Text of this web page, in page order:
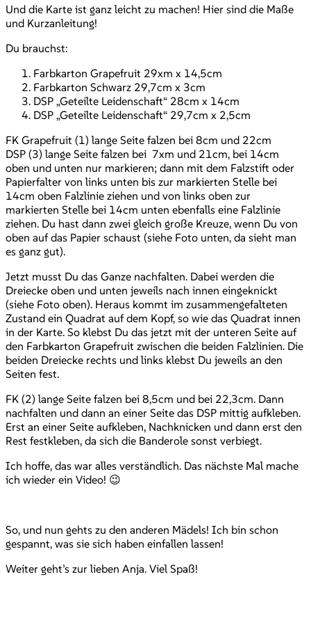
Und die Karte ist ganz leicht zu machen! Hier sind die Maße
und Kurzanleitung!
Du brauchst:
Farbkarton Grapefruit 29xm x 14,5cm
Farbkarton Schwarz 29,7cm x 3cm
DSP „Geteilte Leidenschaft“ 28cm x 14cm
DSP „Geteilte Leidenschaft“ 29,7cm x 2,5cm
FK Grapefruit (1) lange Seite falzen bei 8cm und 22cm
DSP (3) lange Seite falzen bei 7xm und 21cm, bei 14cm
oben und unten nur markieren; dann mit dem Falzstift oder
Papierfalter von links unten bis zur markierten Stelle bei
14cm oben Falzlinie ziehen und von links oben zur
markierten Stelle bei 14cm unten ebenfalls eine Falzlinie
ziehen. Du hast dann zwei gleich große Kreuze, wenn Du von
oben auf das Papier schaust (siehe Foto unten, da sieht man
es ganz gut).
Jetzt musst Du das Ganze nachfalten. Dabei werden die
Dreiecke oben und unten jeweils nach innen eingeknickt
(siehe Foto oben). Heraus kommt im zusammengefalteten
Zustand ein Quadrat auf dem Kopf, so wie das Quadrat innen
in der Karte. So klebst Du das jetzt mit der unteren Seite auf
den Farbkarton Grapefruit zwischen die beiden Falzlinien. Die
beiden Dreiecke rechts und links klebst Du jeweils an den
Seiten fest.
FK (2) lange Seite falzen bei 8,5cm und bei 22,3cm. Dann
nachfalten und dann an einer Seite das DSP mittig aufkleben.
Erst an einer Seite aufkleben, Nachknicken und dann erst den
Rest festkleben, da sich die Banderole sonst verbiegt.
Ich hoffe, das war alles verständlich. Das nächste Mal mache
ich wieder ein Video! 😉
So, und nun gehts zu den anderen Mädels! Ich bin schon
gespannt, was sie sich haben einfallen lassen!
Weiter geht’s zur lieben Anja. Viel Spaß!